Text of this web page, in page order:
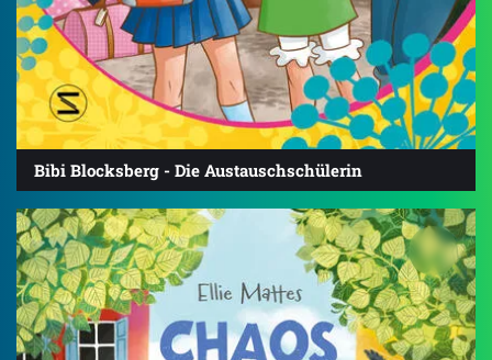
Bibi Blocksberg - Die Austauschschülerin